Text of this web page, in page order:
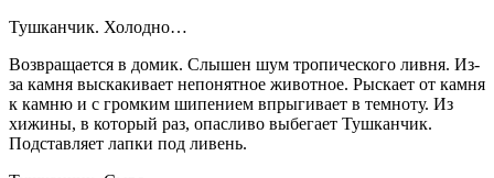
Тушканчик. Холодно…
Возвращается в домик. Слышен шум тропического ливня. Из-
за камня выскакивает непонятное животное. Рыскает от камня
к камню и с громким шипением впрыгивает в темноту. Из
хижины, в который раз, опасливо выбегает Тушканчик.
Подставляет лапки под ливень.